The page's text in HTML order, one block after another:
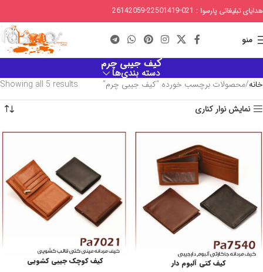
هدایای تبلیغاتی پارسوا : 021-22501419-26142059
منو
کیف جیبی چرم
دسته بندی‌ها
خانه محصولات برچسب خورده “کیف جیبی چرم”
Showing all 5 results
نمایش نوار کناری
کیف کتی آلبوم دار کیف کوچک جیبی کشویی